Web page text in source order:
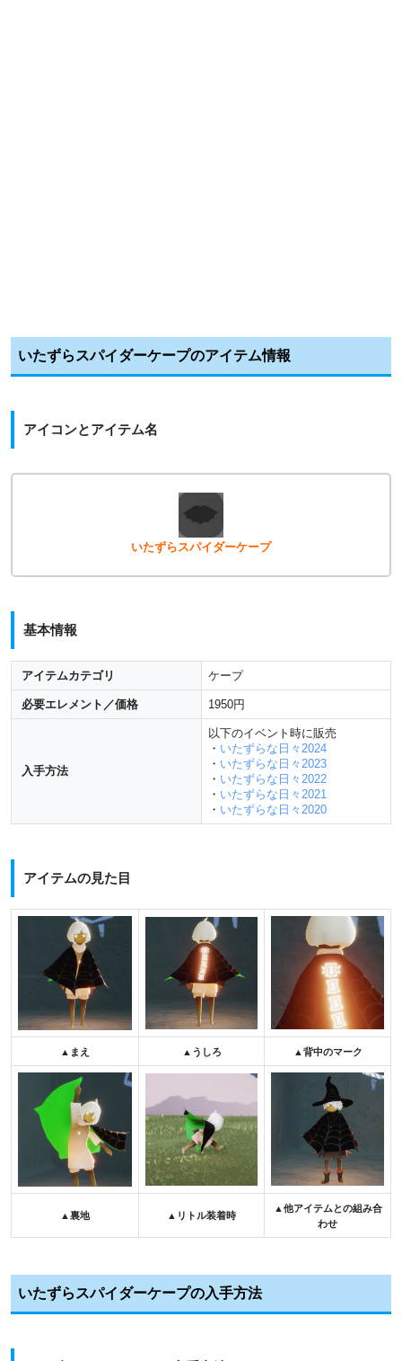
いたずらスパイダーケープのアイテム情報
アイコンとアイテム名
いたずらスパイダーケープ
基本情報
アイテムカテゴリ ケープ
必要エレメント／価格 1950円
入手方法
以下のイベント時に販売
・ いたずらな日々2024
・ いたずらな日々2023
・ いたずらな日々2022
・ いたずらな日々2021
・ いたずらな日々2020
アイテムの見た目
▲まえ ▲うしろ ▲背中のマーク
▲裏地 ▲リトル装着時
▲他アイテムとの組み合
わせ
いたずらスパイダーケープの入手方法